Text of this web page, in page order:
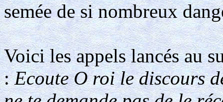
semée de si nombreux
Voici les appels lancés au
:Ecoute O roi le discours